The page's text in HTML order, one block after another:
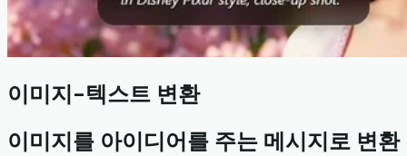
이미지-텍스트 변환
이미지를 아이디어를 주는 메시지로 변환